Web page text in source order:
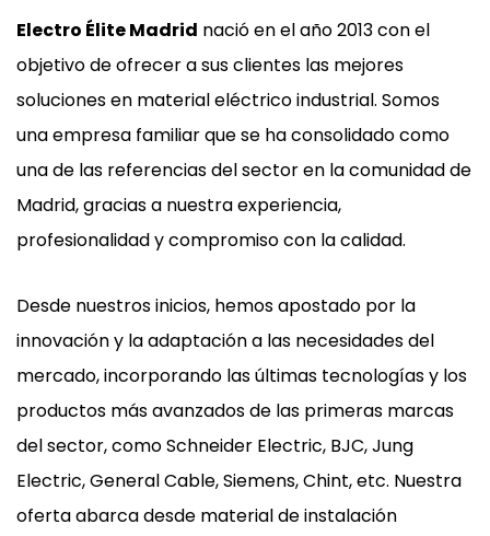
Electro Élite Madrid nació en el año 2013 con el
objetivo de ofrecer a sus clientes las mejores
soluciones en material eléctrico industrial. Somos
una empresa familiar que se ha consolidado como
una de las referencias del sector en la comunidad de
Madrid, gracias a nuestra experiencia,
profesionalidad y compromiso con la calidad.
Desde nuestros inicios, hemos apostado por la
innovación y la adaptación a las necesidades del
mercado, incorporando las últimas tecnologías y los
productos más avanzados de las primeras marcas
del sector, como Schneider Electric, BJC, Jung
Electric, General Cable, Siemens, Chint, etc. Nuestra
oferta abarca desde material de instalación